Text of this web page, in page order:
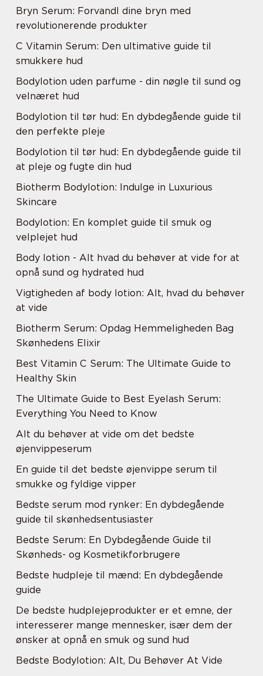
Bryn Serum: Forvandl dine bryn med
revolutionerende produkter
C Vitamin Serum: Den ultimative guide til
smukkere hud
Bodylotion uden parfume - din nøgle til sund og
velnæret hud
Bodylotion til tør hud: En dybdegående guide til
den perfekte pleje
Bodylotion til tør hud: En dybdegående guide til
at pleje og fugte din hud
Biotherm Bodylotion: Indulge in Luxurious
Skincare
Bodylotion: En komplet guide til smuk og
velplejet hud
Body lotion - Alt hvad du behøver at vide for at
opnå sund og hydrated hud
Vigtigheden af body lotion: Alt, hvad du behøver
at vide
Biotherm Serum: Opdag Hemmeligheden Bag
Skønhedens Elixir
Best Vitamin C Serum: The Ultimate Guide to
Healthy Skin
The Ultimate Guide to Best Eyelash Serum:
Everything You Need to Know
Alt du behøver at vide om det bedste
øjenvippeserum
En guide til det bedste øjenvippe serum til
smukke og fyldige vipper
Bedste serum mod rynker: En dybdegående
guide til skønhedsentusiaster
Bedste Serum: En Dybdegående Guide til
Skønheds- og Kosmetikforbrugere
Bedste hudpleje til mænd: En dybdegående
guide
De bedste hudplejeprodukter er et emne, der
interesserer mange mennesker, især dem der
ønsker at opnå en smuk og sund hud
Bedste Bodylotion: Alt, Du Behøver At Vide